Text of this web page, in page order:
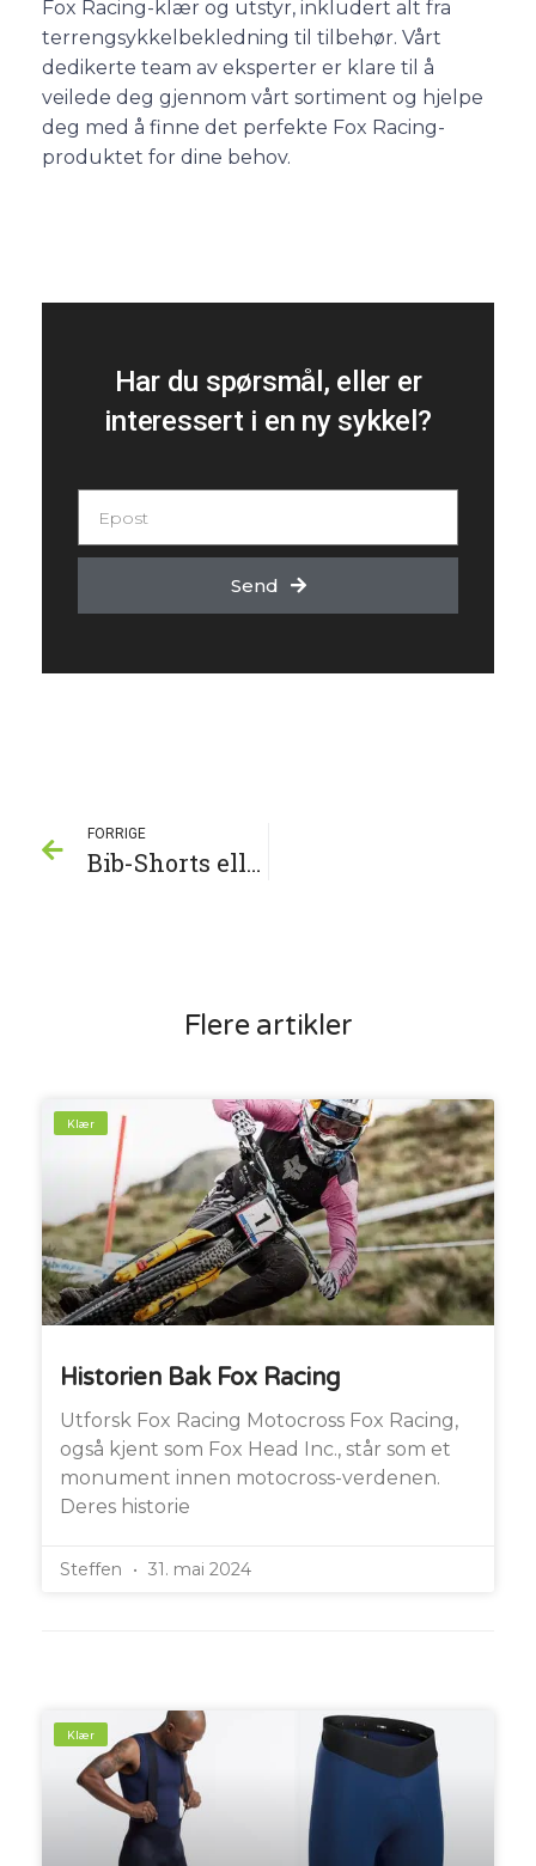
Fox Racing-klær og utstyr, inkludert alt fra
terrengsykkelbekledning til tilbehør. Vårt
dedikerte team av eksperter er klare til å
veilede deg gjennom vårt sortiment og hjelpe
deg med å finne det perfekte Fox Racing-
produktet for dine behov.
Har du spørsmål, eller er
interessert i en ny sykkel?
Send
FORRIGE
Bib-Shorts eller sykkelshorts? – 2024
Flere artikler
Klær
Historien Bak Fox Racing
Utforsk Fox Racing Motocross Fox Racing,
også kjent som Fox Head Inc., står som et
monument innen motocross-verdenen.
Deres historie
Steffen 31. mai 2024
Klær